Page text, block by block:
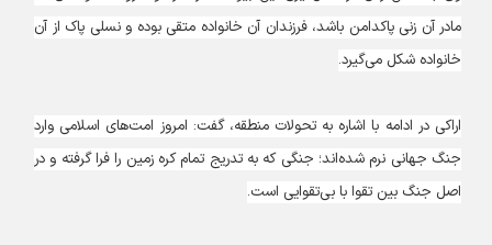
مادر آن زنی پاکدامن باشد، فرزندان آن خانواده متقی بوده و نسلی پاک از آن
خانواده شکل می‌گیرد.
اراکی در ادامه با اشاره به تحولات منطقه،‌ گفت: ‌امروز امت‌های اسلامی وارد
جنگ جهانی نرم شده‌اند؛ جنگی که به تدریج تمام کره زمین را فرا گرفته و در
اصل جنگ بین تقوا با بی‌تقوایی است.